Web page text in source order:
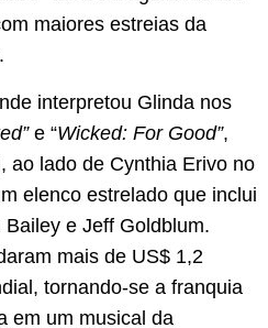
maiores estreias da
interpretou Glinda nos
e “Wicked: For Good”,
ao lado de Cynthia Erivo no
elenco estrelado que inclui
e Jeff Goldblum.
mais de US$ 1,2
tornando-se a franquia
em um musical da